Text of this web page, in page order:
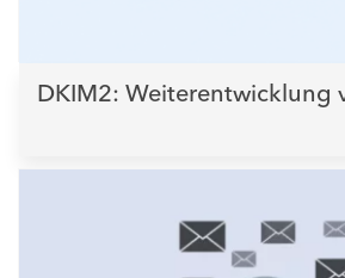
DKIM2: Weiterentwicklung